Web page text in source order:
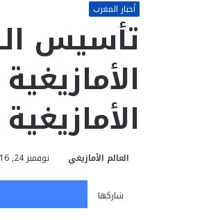
أخبار المغرب
تأسيس
العالم الأمازيغي نوفمبر 24, 2016
شاركها